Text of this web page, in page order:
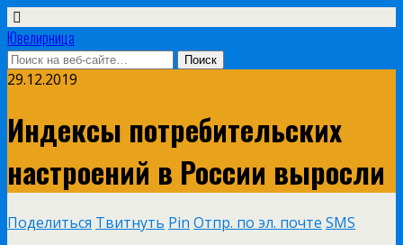
Ювелирница
29.12.2019
Индексы потребительских
настроений в России выросли
Поделиться Твитнуть Pin Отпр. по эл. почте SMS